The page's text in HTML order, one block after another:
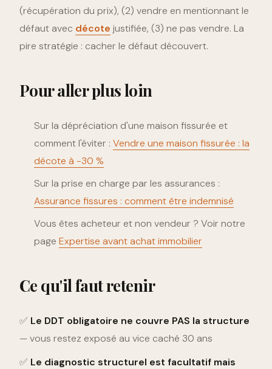
(récupération du prix), (2) vendre en mentionnant le
défaut avec décote justifiée, (3) ne pas vendre. La
pire stratégie : cacher le défaut découvert.
Pour aller plus loin
Sur la dépréciation d'une maison fissurée et
comment l'éviter : Vendre une maison fissurée : la
décote à -30 %
Sur la prise en charge par les assurances :
Assurance fissures : comment être indemnisé
Vous êtes acheteur et non vendeur ? Voir notre
page Expertise avant achat immobilier
Ce qu'il faut retenir
✅ Le DDT obligatoire ne couvre PAS la structure
— vous restez exposé au vice caché 30 ans
✅ Le diagnostic structurel est facultatif mais